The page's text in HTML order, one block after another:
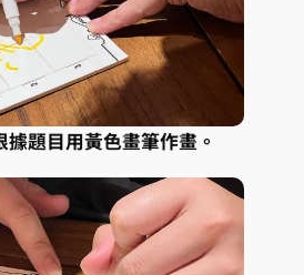
據題目用黃色畫筆作畫。